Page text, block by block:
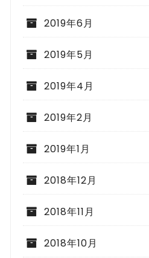
2019年6月
2019年5月
2019年4月
2019年2月
2019年1月
2018年12月
2018年11月
2018年10月